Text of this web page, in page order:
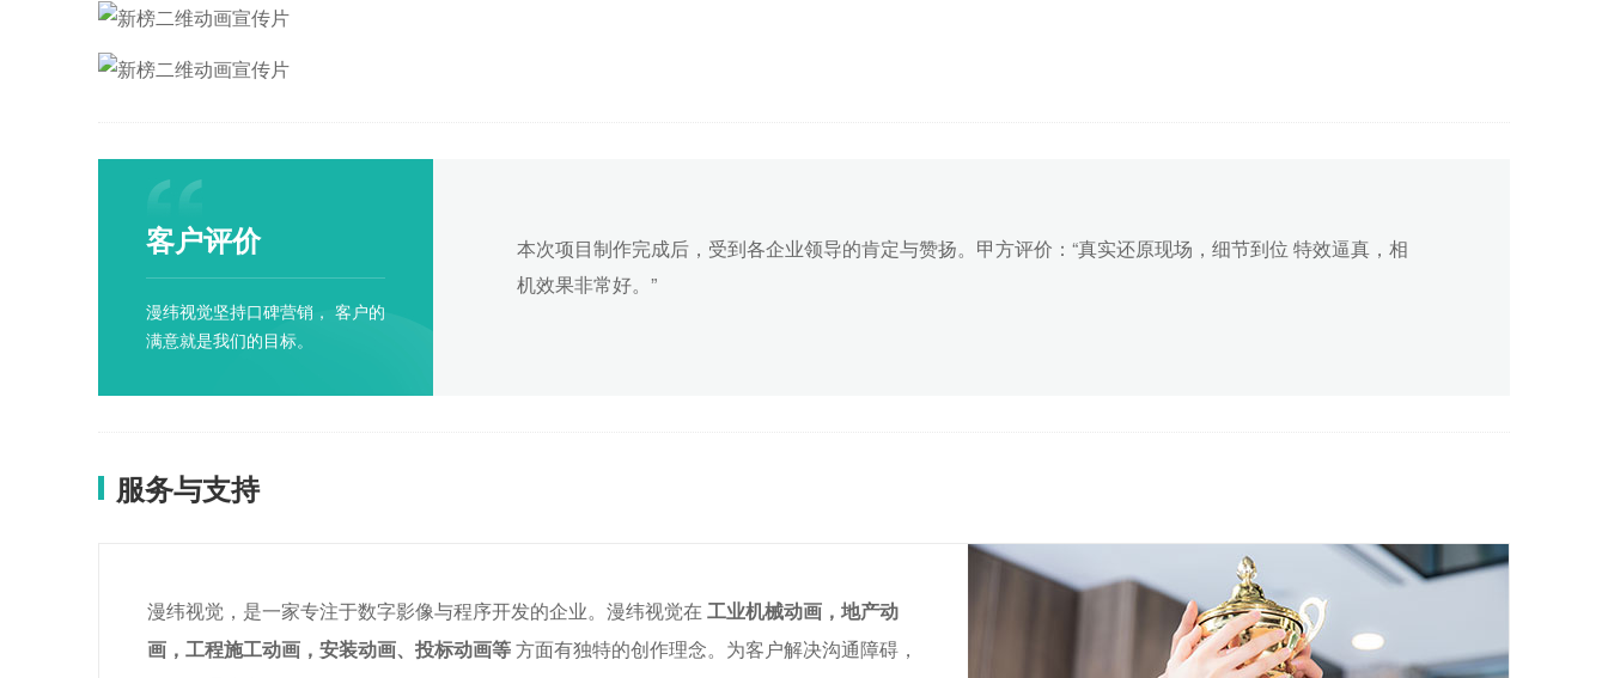
习与评价中心项目
二维动画
播放次数：1161
平安惠普车e贷二维
宣传动画
客户评价
漫纬视觉坚持口碑营销， 客户的
满意就是我们的目标。
本次项目制作完成后，受到各企业领导的肯定与赞扬。甲方评价：“真实还原现场，细节到位 特效逼真，相
机效果非常好。”
服务与支持
漫纬视觉，是一家专注于数字影像与程序开发的企业。漫纬视觉在 工业机械动画，地产动
画，工程施工动画，安装动画、投标动画等方面有独特的创作理念。为客户解决沟通障碍，